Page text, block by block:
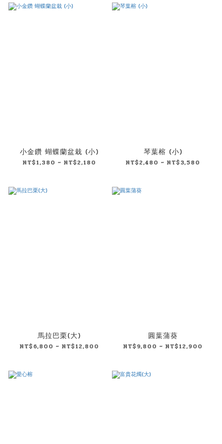
小金鑽 蝴蝶蘭盆栽 (小)
NT$1,380 ~ NT$2,180
琴葉榕 (小)
NT$2,480 ~ NT$3,580
馬拉巴栗(大)
NT$6,800 ~ NT$12,800
圓葉蒲葵
NT$9,800 ~ NT$12,900